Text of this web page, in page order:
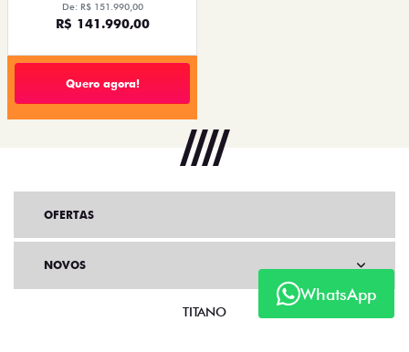
De: R$ 151.990,00
R$ 141.990,00
Quero agora!
WhatsApp
OFERTAS
NOVOS
TITANO